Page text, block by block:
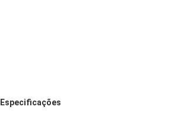
Especificações